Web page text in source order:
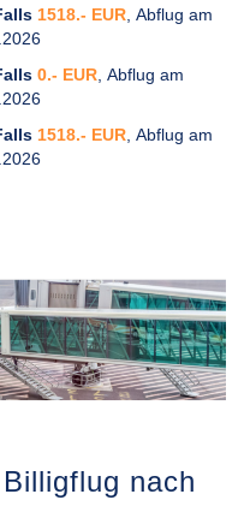
1518.- EUR , Abflug am
0.- EUR , Abflug am
1518.- EUR , Abflug am
nach